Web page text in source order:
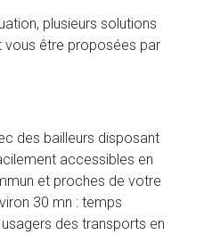
plusieurs solutions
vous être proposées par
des bailleurs disposant
accessibles en
et proches de votre
30 mn : temps
des transports en